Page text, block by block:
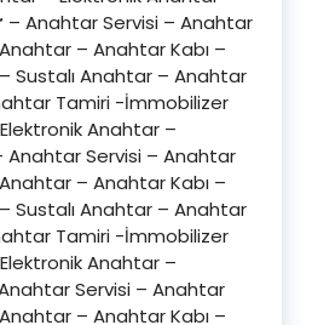
– Anahtar Servisi – Anahtar
– Anahtar Kabı –
Sustalı Anahtar – Anahtar
Tamiri -İmmobilizer
Anahtar –
Anahtar Servisi – Anahtar
– Anahtar Kabı –
Sustalı Anahtar – Anahtar
Tamiri -İmmobilizer
Anahtar –
Servisi – Anahtar
– Anahtar Kabı –